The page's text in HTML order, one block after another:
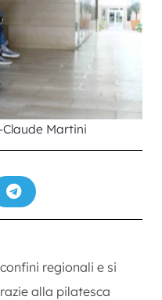
Martini
regionali e si
alla pilatesca